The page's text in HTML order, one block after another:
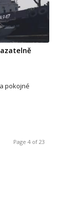
pokojné
Page 4 of 23